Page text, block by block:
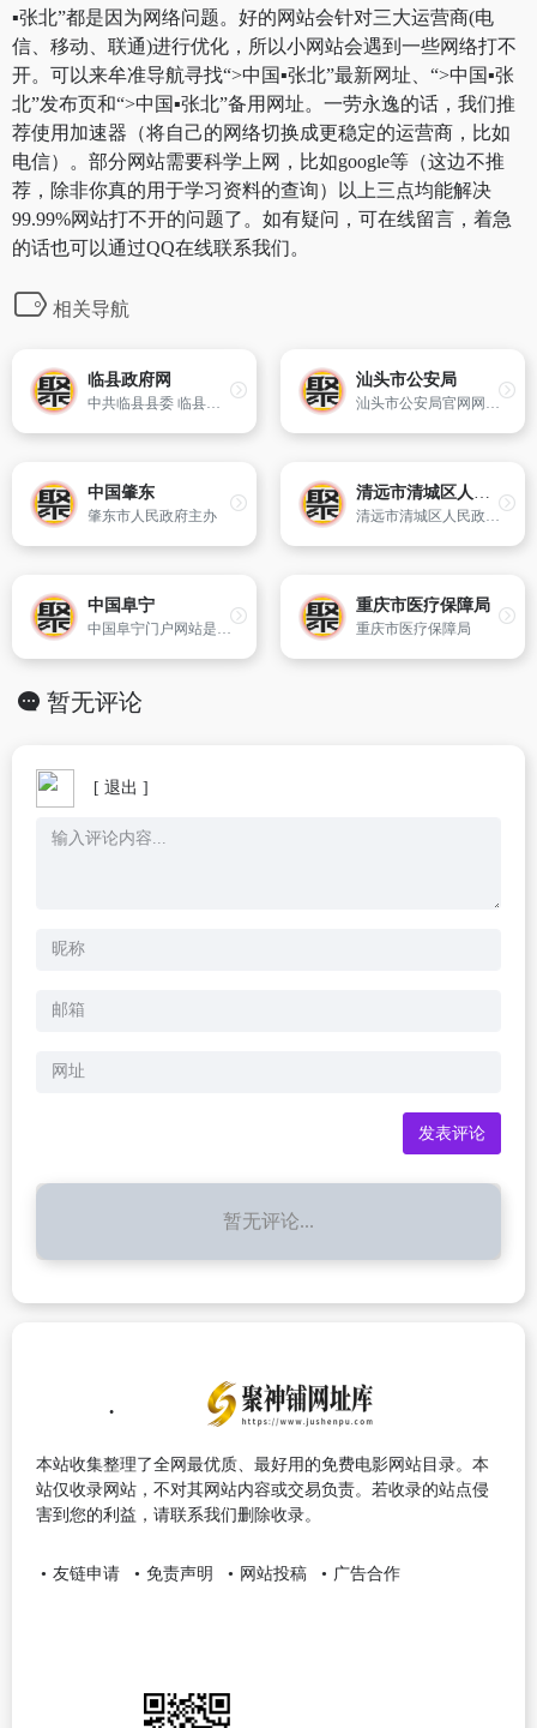
▪张北”都是因为网络问题。好的网站会针对三大运营商(电
信、移动、联通)进行优化，所以小网站会遇到一些网络打不
开。可以来牟准导航寻找“>中国▪张北”最新网址、“>中国▪张
北”发布页和“>中国▪张北”备用网址。一劳永逸的话，我们推
荐使用加速器（将自己的网络切换成更稳定的运营商，比如
电信）。部分网站需要科学上网，比如google等（这边不推
荐，除非你真的用于学习资料的查询）以上三点均能解决
99.99%网站打不开的问题了。如有疑问，可在线留言，着急
的话也可以通过QQ在线联系我们。
相关导航
临县政府网
中共临县县委 临县人民政府主办
汕头市公安局
汕头市公安局官网网站,网站设置有汕头警讯、网上服务、网上举报采等多个栏目,主要是宣传报道我市公安机关警事警务,以及便民、利民的服务措施,实现“服务措施一网办”的工作要求,将我市警民和谐关系建设推向新的台阶。
中国肇东
肇东市人民政府主办
清远市清城区人民政府网
清远市清城区人民政府网
中国阜宁
中国阜宁门户网站是面向社会和公众发布政府信息、提供在线办事和公益服务、进行互动交流的平台。
重庆市医疗保障局
重庆市医疗保障局
暂无评论
[ 退出 ]
暂无评论...
本站收集整理了全网最优质、最好用的免费电影网站目录。本
站仅收录网站，不对其网站内容或交易负责。若收录的站点侵
害到您的利益，请联系我们删除收录。
友链申请 免责声明 网站投稿 广告合作